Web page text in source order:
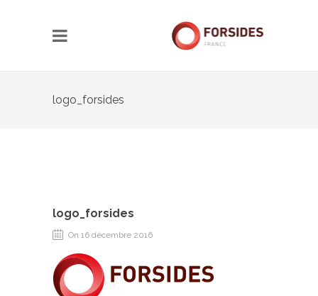
logo_forsides
logo_forsides
On 16 décembre 2016